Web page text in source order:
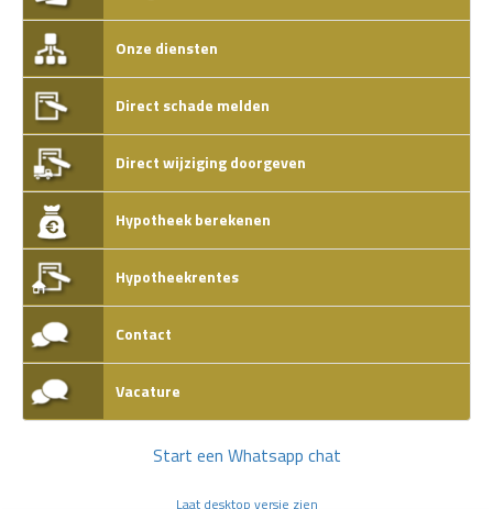
Onze diensten
Direct schade melden
Direct wijziging doorgeven
Hypotheek berekenen
Hypotheekrentes
Contact
Vacature
Start een Whatsapp chat
Laat desktop versie zien